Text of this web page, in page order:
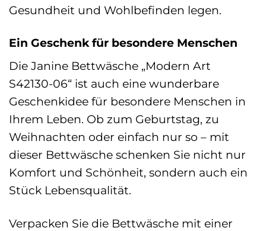
Gesundheit und Wohlbefinden legen.
Ein Geschenk für besondere Menschen
Die Janine Bettwäsche „Modern Art
S42130-06“ ist auch eine wunderbare
Geschenkidee für besondere Menschen in
Ihrem Leben. Ob zum Geburtstag, zu
Weihnachten oder einfach nur so – mit
dieser Bettwäsche schenken Sie nicht nur
Komfort und Schönheit, sondern auch ein
Stück Lebensqualität.
Verpacken Sie die Bettwäsche mit einer